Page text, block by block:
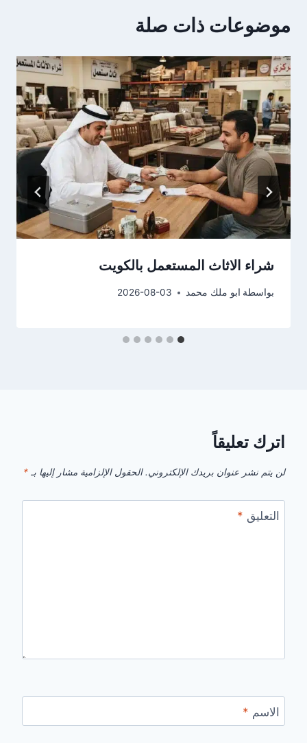
موضوعات ذات صلة
شراء الاثاث المستعمل بالكويت
بواسطة ابو ملك محمد 2026-08-03
اترك تعليقاً
لن يتم نشر عنوان بريدك الإلكتروني. الحقول الإلزامية مشار إليها بـ *
التعليق *
الاسم *